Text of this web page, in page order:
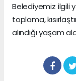
Belediyemiz ilgili
toplama,
alındığı yaşam